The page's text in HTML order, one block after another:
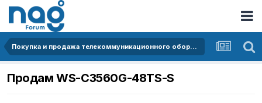
Покупка и продажа телекоммуникационного оборудования
Продам WS-C3560G-48TS-S